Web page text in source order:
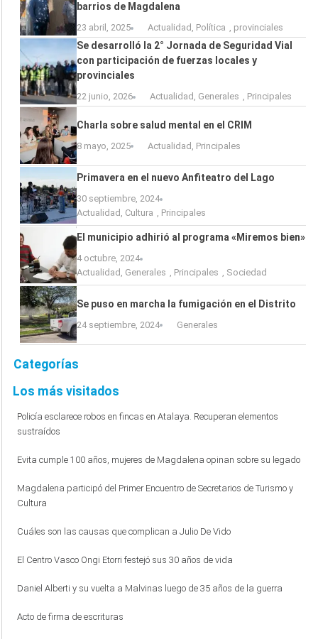
barrios de Magdalena
23 abril, 2025 Actualidad , Política , provinciales
Se desarrolló la 2° Jornada de Seguridad Vial
con participación de fuerzas locales y
provinciales
22 junio, 2026 Actualidad , Generales , Principales
Charla sobre salud mental en el CRIM
8 mayo, 2025 Actualidad Principales
Primavera en el nuevo Anfiteatro del Lago
30 septiembre, 2024
Actualidad , Cultura , Principales
El municipio adhirió al programa «Miremos bien»
4 octubre, 2024
Actualidad , Generales , Principales , Sociedad
Se puso en marcha la fumigación en el Distrito
24 septiembre, 2024 Generales
Categorías
Los más visitados
Policía esclarece robos en fincas en Atalaya. Recuperan elementos
sustraídos
Evita cumple 100 años, mujeres de Magdalena opinan sobre su legado
Magdalena participó del Primer Encuentro de Secretarios de Turismo y
Cultura
Cuáles son las causas que complican a Julio De Vido
El Centro Vasco Ongi Etorri festejó sus 30 años de vida
Daniel Alberti y su vuelta a Malvinas luego de 35 años de la guerra
Acto de firma de escrituras